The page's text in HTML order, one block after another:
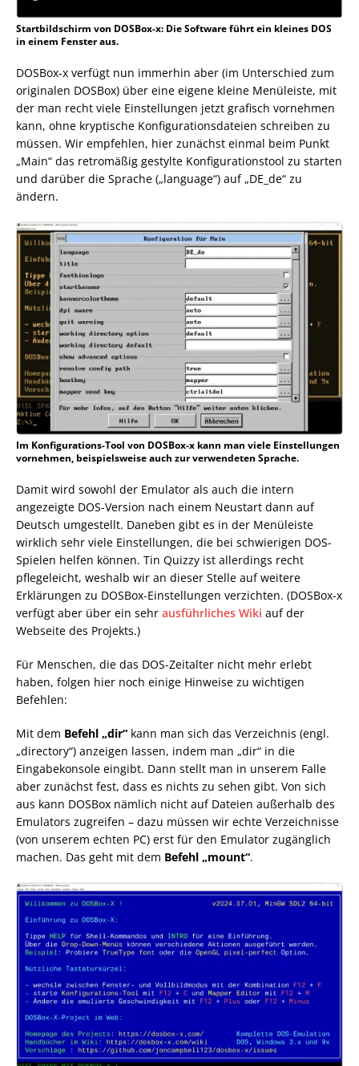
Startbildschirm von DOSBox-x: Die Software führt ein kleines DOS
in einem Fenster aus.
DOSBox-x verfügt nun immerhin aber (im Unterschied zum
originalen DOSBox) über eine eigene kleine Menüleiste, mit
der man recht viele Einstellungen jetzt grafisch vornehmen
kann, ohne kryptische Konfigurationsdateien schreiben zu
müssen. Wir empfehlen, hier zunächst einmal beim Punkt
„Main“ das retromäßig gestylte Konfigurationstool zu starten
und darüber die Sprache („language“) auf „DE_de“ zu
ändern.
Im Konfigurations-Tool von DOSBox-x kann man viele Einstellungen
vornehmen, beispielsweise auch zur verwendeten Sprache.
Damit wird sowohl der Emulator als auch die intern
angezeigte DOS-Version nach einem Neustart dann auf
Deutsch umgestellt. Daneben gibt es in der Menüleiste
wirklich sehr viele Einstellungen, die bei schwierigen DOS-
Spielen helfen können. Tin Quizzy ist allerdings recht
pflegeleicht, weshalb wir an dieser Stelle auf weitere
Erklärungen zu DOSBox-Einstellungen verzichten. (DOSBox-x
verfügt aber über ein sehr ausführliches Wiki auf der
Webseite des Projekts.)
Für Menschen, die das DOS-Zeitalter nicht mehr erlebt
haben, folgen hier noch einige Hinweise zu wichtigen
Befehlen:
Mit dem Befehl „dir“ kann man sich das Verzeichnis (engl.
„directory“) anzeigen lassen, indem man „dir“ in die
Eingabekonsole eingibt. Dann stellt man in unserem Falle
aber zunächst fest, dass es nichts zu sehen gibt. Von sich
aus kann DOSBox nämlich nicht auf Dateien außerhalb des
Emulators zugreifen – dazu müssen wir echte Verzeichnisse
(von unserem echten PC) erst für den Emulator zugänglich
machen. Das geht mit dem Befehl „mount“.